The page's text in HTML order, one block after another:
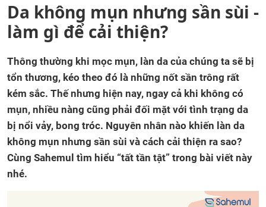
Da không mụn nhưng sần sùi -
làm gì để cải thiện?
Thông thường khi mọc mụn, làn da của chúng ta sẽ bị
tổn thương, kéo theo đó là những nốt sần trông rất
kém sắc. Thế nhưng hiện nay, ngay cả khi không có
mụn, nhiều nàng cũng phải đối mặt với tình trạng da
bị nổi vảy, bong tróc. Nguyên nhân nào khiến làn da
không mụn nhưng sần sùi và cách cải thiện ra sao?
Cùng Sahemul tìm hiểu “tất tần tật” trong bài viết này
nhé.